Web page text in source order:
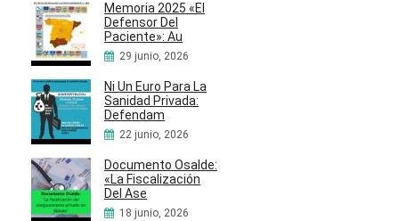
Memoria 2025 «El
Defensor Del
Paciente»: Au
29 junio, 2026
Ni Un Euro Para La
Sanidad Privada:
Defendam
22 junio, 2026
Documento Osalde:
«La Fiscalización
Del Ase
18 junio, 2026